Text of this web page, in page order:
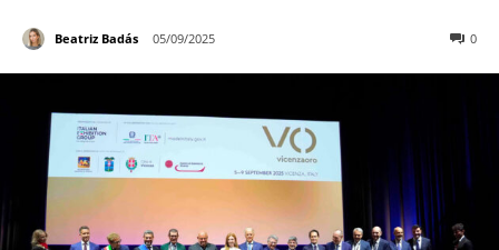
Beatriz Badás 05/09/2025 0